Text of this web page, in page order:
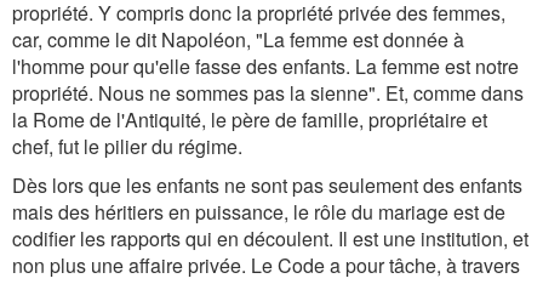
propriété. Y compris donc la propriété privée des femmes,
car, comme le dit Napoléon, "La femme est donnée à
l'homme pour qu'elle fasse des enfants. La femme est notre
propriété. Nous ne sommes pas la sienne". Et, comme dans
la Rome de l'Antiquité, le père de famille, propriétaire et
chef, fut le pilier du régime.
Dès lors que les enfants ne sont pas seulement des enfants
mais des héritiers en puissance, le rôle du mariage est de
codifier les rapports qui en découlent. Il est une institution, et
non plus une affaire privée. Le Code a pour tâche, à travers